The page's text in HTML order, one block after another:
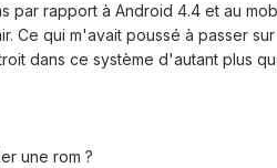
par rapport à Android 4.4 et au
Ce qui m'avait poussé à passer sur
dans ce système d'autant plus
une rom ?